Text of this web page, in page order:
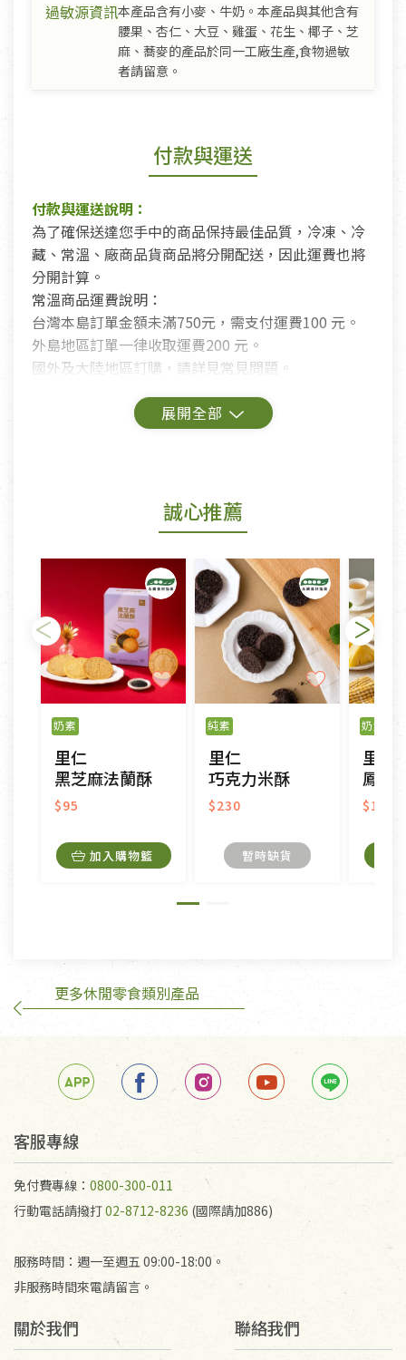
過敏源資訊本產品含有小麥、牛奶。本產品與其他含有
腰果、杏仁、大豆、雞蛋、花生、椰子、芝
麻、蕎麥的產品於同一工廠生產,食物過敏
者請留意。
付款與運送
付款與運送說明：
為了確保送達您手中的商品保持最佳品質，冷凍、冷
藏、常溫、廠商品貨商品將分開配送，因此運費也將
分開計算。
常溫商品運費說明：
台灣本島訂單金額未滿750元，需支付運費100 元。
外島地區訂單一律收取運費200 元。
國外及大陸地區訂購，請詳見常見問題。
鑑賞期商品說明：
若您購買的商品有下列「不適用七天鑑賞期商品」情
形者，除商品瑕疵以外，恕不接受退換貨.
依消保法之規定提供該商品七天免費鑑賞期(含例假
日)的服務，原則上若商品未經使用或被汙損(除商品
瑕疵)，一般皆可申請退換貨。
不適用七天鑑賞期商品：
以數位或電磁紀錄形式儲存之商品、易於變質或損壞
之商品、以及性質上無法或不適合退換之商品：如
CD、VCD、DVD、電腦軟體，若產品瑕疵無法讀取僅
接受原片換新。
衣飾鞋類-如T恤，如於送達後水洗或污損者。
美容保養用品、內衣褲、襪子、口罩等私人消耗性產
內衣褲、襪子、口罩個人衛生用品除商品本身有瑕疵
外,依據《通訊交易解除權合理例外情事適用準
不在此限。
訂購手抄稿退貨需知：
若未保持原包裝方式或未使用原箱退回，導致書籍有
任何折損、磨損、污損或凹角，將不接受退貨，也不
不接受退貨之手抄稿，為敬重法寶故，里仁網購無法
代為結緣處理等。 若需將手抄稿寄還給消費者，因而
產生的運費100元/箱將由消費者負擔。
誠心推薦
奶素
里仁
黑芝麻法蘭酥
$95
加入購物籃
純素
里仁
巧克力米酥
$230
暫時缺貨
奶素
里仁
鳳梨
$120
更多休閒零食類別產品
客服專線
免付費專線： 0800-300-011
行動電話請撥打02-8712-8236 (國際請加886)
服務時間：週一至週五 09:00-18:00。
非服務時間來電請留言。
關於我們 聯絡我們